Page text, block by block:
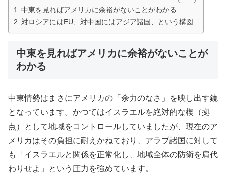
中東を見ればアメリカに余裕がないことがわかる
対ロシアにはEU、対中国にはアジア諸国、という構図
中東を見ればアメリカに余裕がないことが
わかる
中東情勢はまさにアメリカの「余力のなさ」を映し出す鏡
となっています。かつてはイスラエルを絶対的な楔（拠
点）として地域をコントロールしていましたが、現在のア
メリカはその負担に耐えかねており、アラブ諸国に対して
も「イスラエルと関係を正常化し、地域全体の防衛を肩代
わりせよ」という圧力を強めています。